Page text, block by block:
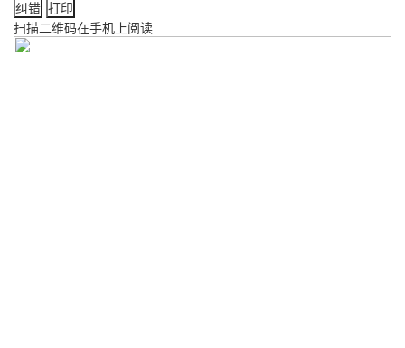
纠错 打印
扫描二维码在手机上阅读